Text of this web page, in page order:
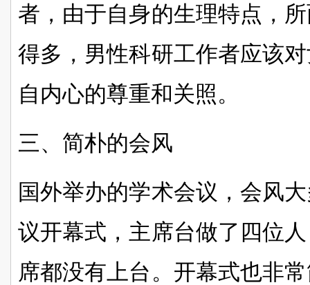
者，由于自身的生理特点，
得多，男性科研工作者应该
自内心的尊重和关照。
三、简朴的会风
国外举办的学术会议，会风
议开幕式，主席台做了四位
席都没有上台。开幕式也非